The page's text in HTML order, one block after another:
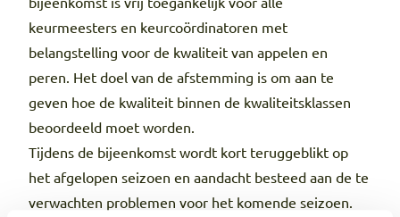
keurmeesters en keurcoördinatoren met
belangstelling voor de kwaliteit van appelen en
peren. Het doel van de afstemming is om aan te
geven hoe de kwaliteit binnen de kwaliteitsklassen
beoordeeld moet worden.
Tijdens de bijeenkomst wordt kort teruggeblikt op
het afgelopen seizoen en aandacht besteed aan de te
verwachten problemen voor het komende seizoen.